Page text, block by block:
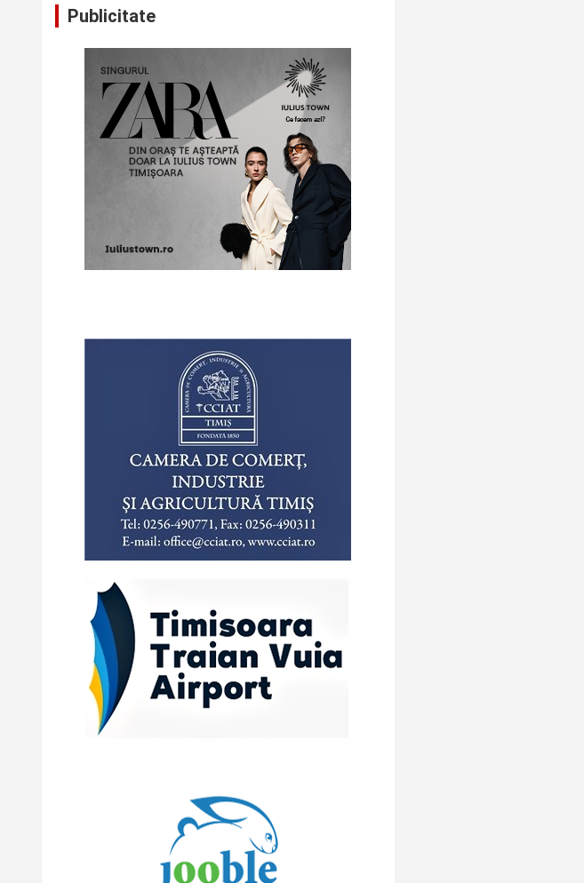
Publicitate